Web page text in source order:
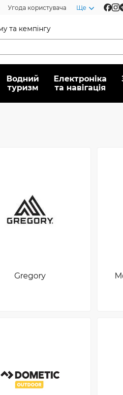
Угода користувача Ще
та кемпінгу
Водний
туризм
Електроніка
та навігація
Gregory